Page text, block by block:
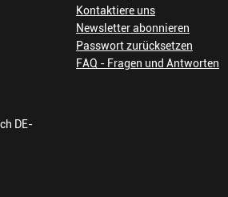
DE-
Kontaktiere uns
Newsletter abonnieren
Passwort zurücksetzen
FAQ - Fragen und Antworten